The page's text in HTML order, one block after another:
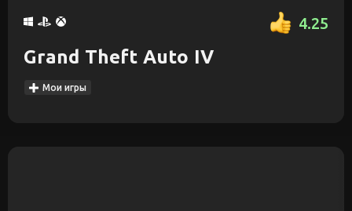
4.25
Grand Theft Auto IV
Мои игры